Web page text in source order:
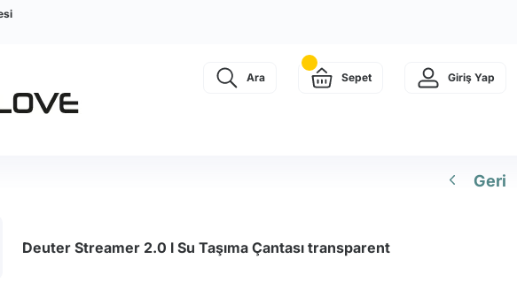
Ara Sepet Giriş Yap
Geri
Deuter Streamer 2.0 l Su Taşıma Çantası transparent